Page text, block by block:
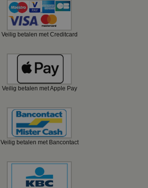
Veilig betalen met Creditcard
Veilig betalen met Apple Pay
Veilig betalen met Bancontact